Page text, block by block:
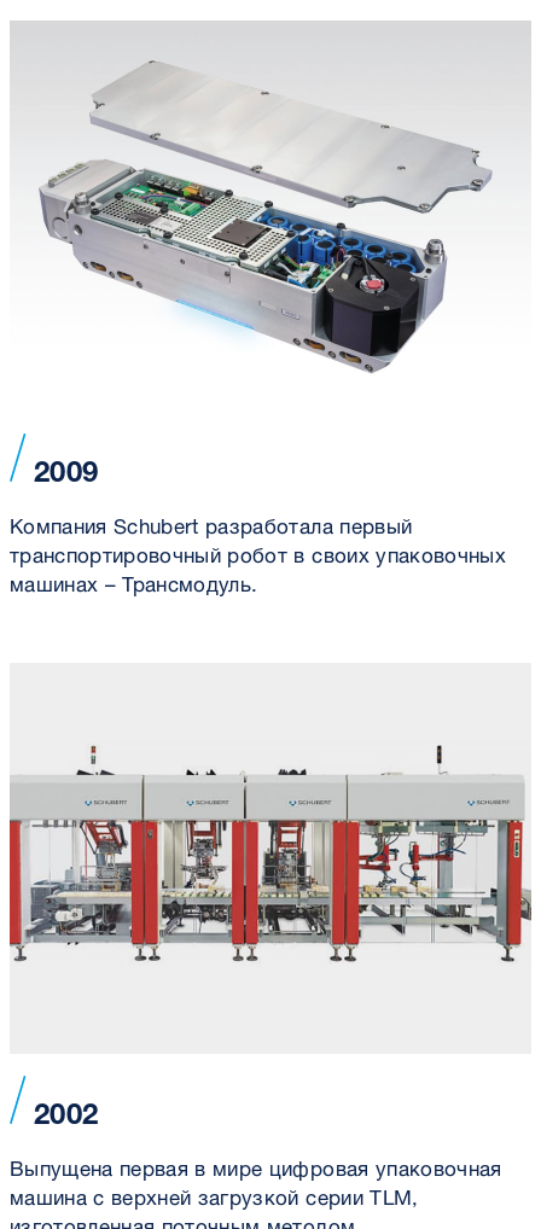
2009
Компания Schubert разработала первый
транспортировочный робот в своих упаковочных
машинах – Трансмодуль.
2002
Выпущена первая в мире цифровая упаковочная
машина с верхней загрузкой серии TLM,